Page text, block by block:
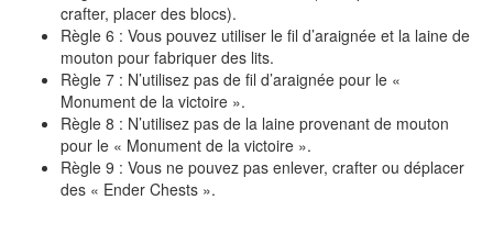
crafter, placer des blocs).
Règle 6 : Vous pouvez utiliser le fil d’araignée et la laine de
mouton pour fabriquer des lits.
Règle 7 : N’utilisez pas de fil d’araignée pour le «
Monument de la victoire ».
Règle 8 : N’utilisez pas de la laine provenant de mouton
pour le « Monument de la victoire ».
Règle 9 : Vous ne pouvez pas enlever, crafter ou déplacer
des « Ender Chests ».